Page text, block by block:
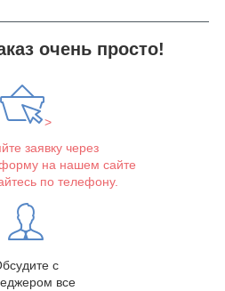
очень просто!
>
заявку через
на нашем сайте
по телефону.
с
все